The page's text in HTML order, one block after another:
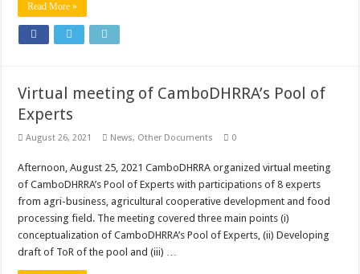
Read More »
Virtual meeting of CamboDHRRA’s Pool of
Experts
August 26, 2021 News, Other Documents 0
Afternoon, August 25, 2021 CamboDHRRA organized virtual meeting
of CamboDHRRA’s Pool of Experts with participations of 8 experts
from agri-business, agricultural cooperative development and food
processing field. The meeting covered three main points (i)
conceptualization of CamboDHRRA’s Pool of Experts, (ii) Developing
draft of ToR of the pool and (iii) …